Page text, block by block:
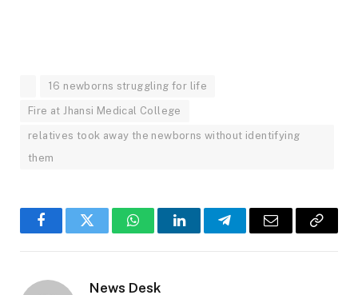
16 newborns struggling for life
Fire at Jhansi Medical College
relatives took away the newborns without identifying
them
FacebookTwitter WhatsAppLinkedInTelegramEmail
Copy
News Desk